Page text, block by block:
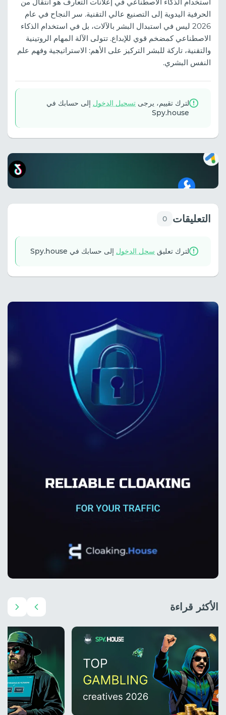
استخدام الذكاء الاصطناعي في إعلانات التعارف هو انتقال من
الحرفية اليدوية إلى التصنيع عالي التقنية. سر النجاح في عام
2026 ليس في استبدال البشر بالآلات، بل في استخدام الذكاء
الاصطناعي كمضخم قوي للإبداع. تتولى الآلة المهام الروتينية
والتقنية، تاركة للبشر التركيز على الأهم: الاستراتيجية وفهم علم
النفس البشري.
لترك تقييم، يرجى تسجيل الدخول إلى حسابك في
Spy.house
التعليقات 0
لترك تعليق سجل الدخول إلى حسابك في Spy.house
الأكثر قراءة